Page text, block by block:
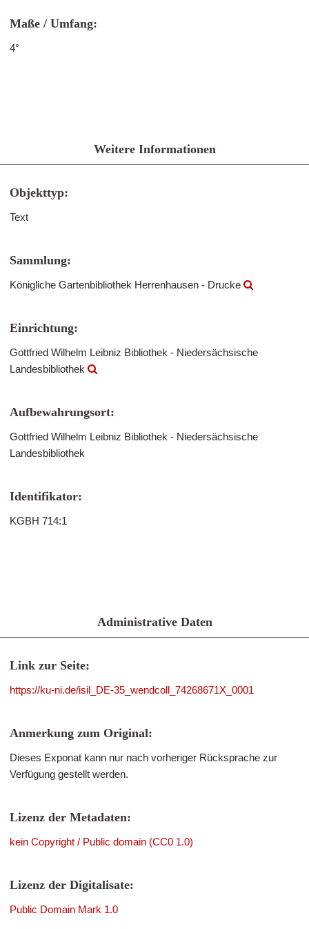
Maße / Umfang:
4°
Weitere Informationen
Objekttyp:
Text
Sammlung:
Königliche Gartenbibliothek Herrenhausen - Drucke
Einrichtung:
Gottfried Wilhelm Leibniz Bibliothek - Niedersächsische
Landesbibliothek
Aufbewahrungsort:
Gottfried Wilhelm Leibniz Bibliothek - Niedersächsische
Landesbibliothek
Identifikator:
KGBH 714:1
Administrative Daten
Link zur Seite:
https://ku-ni.de/isil_DE-35_wendcoll_74268671X_0001
Anmerkung zum Original:
Dieses Exponat kann nur nach vorheriger Rücksprache zur
Verfügung gestellt werden.
Lizenz der Metadaten:
kein Copyright / Public domain (CC0 1.0)
Lizenz der Digitalisate:
Public Domain Mark 1.0